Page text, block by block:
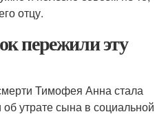
отцу.
пережили эту
Тимофея Анна стала
утрате сына в социальной